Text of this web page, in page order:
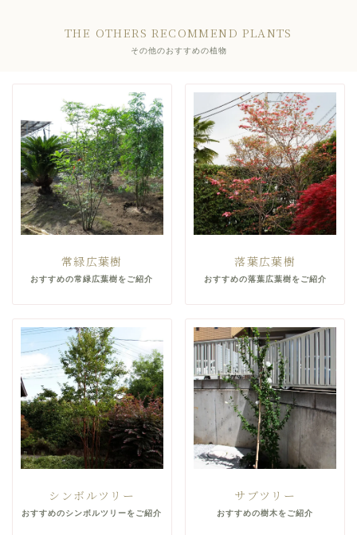
THE OTHERS RECOMMEND PLANTS
その他のおすすめの植物
常緑広葉樹
おすすめの常緑広葉樹をご紹介
落葉広葉樹
おすすめの落葉広葉樹をご紹介
シンボルツリー
おすすめのシンボルツリーをご紹介
サブツリー
おすすめの樹木をご紹介